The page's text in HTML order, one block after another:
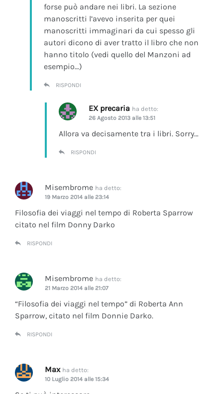
forse può andare nei libri. La sezione
manoscritti l’avevo inserita per quei
manoscritti immaginari da cui spesso gli
autori dicono di aver tratto il libro che non
hanno titolo (vedi quello del Manzoni ad
esempio…)
RISPONDI
EX precaria ha detto:
26 Agosto 2013 alle 13:51
Allora va decisamente tra i libri. Sorry…
RISPONDI
Misembrome ha detto:
19 Marzo 2014 alle 23:14
Filosofia dei viaggi nel tempo di Roberta Sparrow
citato nel film Donny Darko
RISPONDI
Misembrome ha detto:
21 Marzo 2014 alle 21:07
“Filosofia dei viaggi nel tempo” di Roberta Ann
Sparrow, citato nel film Donnie Darko.
RISPONDI
Max ha detto:
10 Luglio 2014 alle 15:34